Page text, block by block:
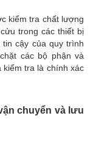
kiểm tra chất lượng
trong các thiết bị
cậy của quy trình
các bộ phận và
kiểm tra là chính xác
chuyển và lưu